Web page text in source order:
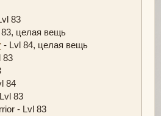
83
целая вещь
- Lvl 84, целая вещь
83
84
83
- Lvl 83